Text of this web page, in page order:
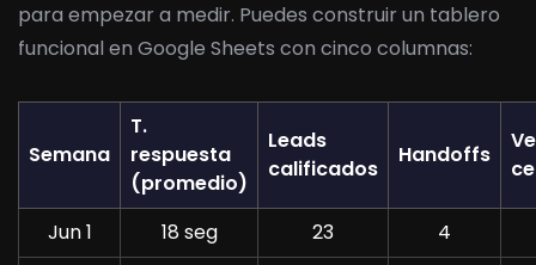
para empezar a medir. Puedes construir un tablero
funcional en Google Sheets con cinco columnas:
Semana
T.
respuesta
(promedio)
Leads
calificados
Handoffs
Jun 1 18 seg 23 4